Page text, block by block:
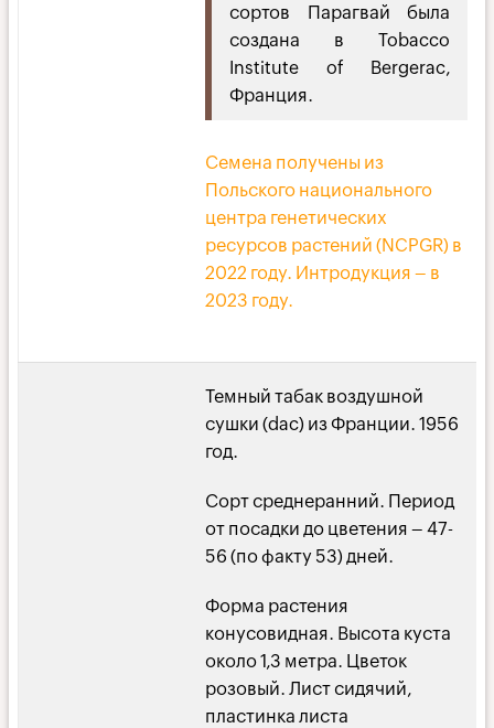
сортов Парагвай была
создана в Tobacco
Institute of Bergerac,
Франция.
Семена получены из
Польского национального
центра генетических
ресурсов растений (NCPGR) в
2022 году. Интродукция – в
2023 году.
Темный табак воздушной
сушки (dac) из Франции. 1956
год.
Сорт среднеранний. Период
от посадки до цветения – 47-
56 (по факту 53) дней.
Форма растения
конусовидная. Высота куста
около 1,3 метра. Цветок
розовый. Лист сидячий,
пластинка листа